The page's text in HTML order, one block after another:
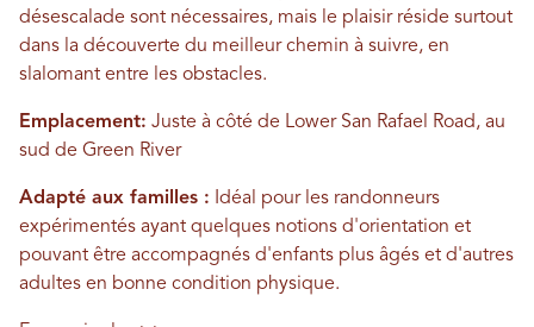
désescalade sont nécessaires, mais le plaisir réside surtout
dans la découverte du meilleur chemin à suivre, en
slalomant entre les obstacles.
Emplacement: Juste à côté de Lower San Rafael Road, au
sud de Green River
Adapté aux familles : Idéal pour les randonneurs
expérimentés ayant quelques notions d'orientation et
pouvant être accompagnés d'enfants plus âgés et d'autres
adultes en bonne condition physique.